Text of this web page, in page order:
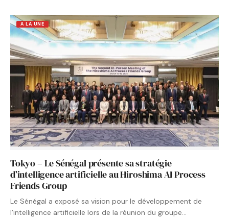
A LA UNE
Tokyo – Le Sénégal présente sa stratégie
d’intelligence artificielle au Hiroshima AI Process
Friends Group
Le Sénégal a exposé sa vision pour le développement de
l’intelligence artificielle lors de la réunion du groupe…